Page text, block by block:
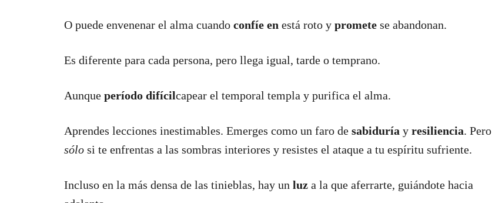
O puede envenenar el alma cuando confíe en está roto y promete se abandonan.
Es diferente para cada persona, pero llega igual, tarde o temprano.
Aunque período difícilcapear el temporal templa y purifica el alma.
Aprendes lecciones inestimables. Emerges como un faro de sabiduría y resiliencia. Pero
sólo si te enfrentas a las sombras interiores y resistes el ataque a tu espíritu sufriente.
Incluso en la más densa de las tinieblas, hay un luz a la que aferrarte, guiándote hacia